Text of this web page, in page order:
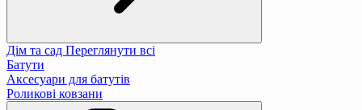
Дім та сад Переглянути всі
Батути
Аксесуари для батутів
Роликові ковзани